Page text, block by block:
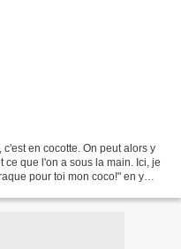
en cocotte. On peut alors y
que l'on a sous la main. Ici, je
pour toi mon coco!" en y